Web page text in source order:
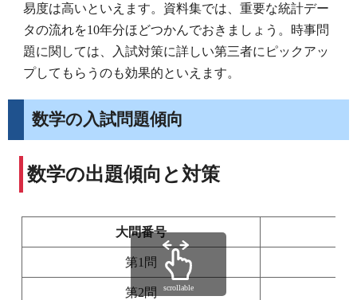
易度は高いといえます。資料集では、重要な統計デー
タの流れを10年分ほどつかんでおきましょう。時事問
題に関しては、入試対策に詳しい第三者にピックアッ
プしてもらうのも効果的といえます。
数学の入試問題傾向
数学の出題傾向と対策
大問番号
第1問
第2問 scrollable